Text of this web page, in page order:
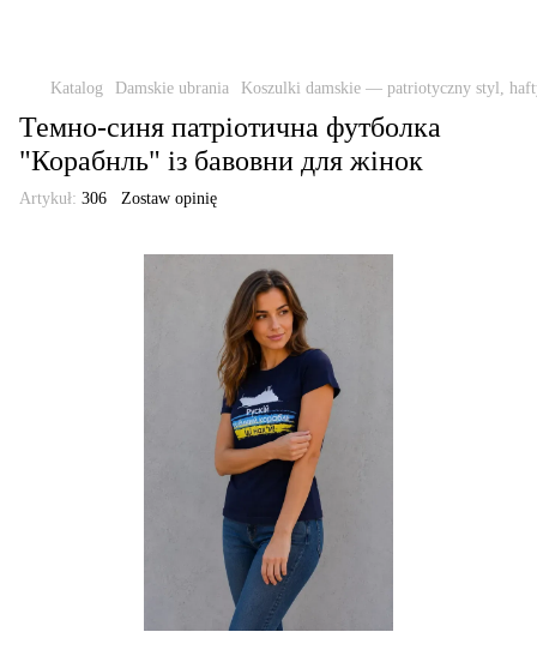
Katalog Damskie ubrania Koszulki damskie — patriotyczny styl,
Темно-синя патріотична футболка
"Корабнль" із бавовни для жінок
Artykuł: 306 Zostaw opinię